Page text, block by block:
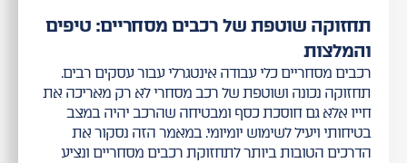
תחזוקה שוטפת של רכבים מסחריים: טיפים
והמלצות
רכבים מסחריים כלי עבודה אינטגרלי עבור עסקים רבים.
תחזוקה נכונה ושוטפת של רכב מסחרי לא רק מאריכה את
חייו אלא גם חוסכת כסף ומבטיחה שהרכב יהיה במצב
בטיחותי ויעיל לשימוש יומיומי. במאמר הזה נסקור את
הדרכים הטובות ביותר לתחזוקת רכבים מסחריים ונציע